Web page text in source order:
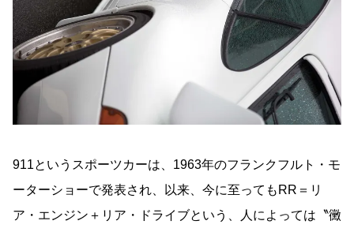
911というスポーツカーは、1963年のフランクフルト・モ
ーターショーで発表され、以来、今に至ってもRR＝リ
ア・エンジン＋リア・ドライブという、人によっては〝黴